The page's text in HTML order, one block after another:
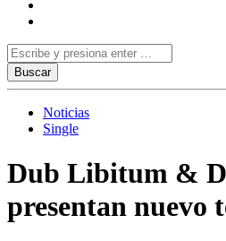
Noticias
Single
Dub Libitum &
presentan nuevo